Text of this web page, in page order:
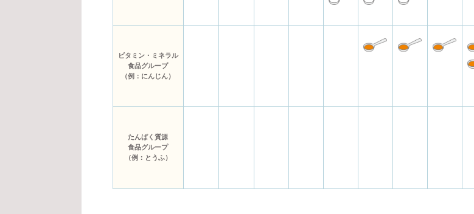
ビタミン・ミネラル
食品グループ
（例：にんじん）
たんぱく質源
食品グループ
（例：とうふ）